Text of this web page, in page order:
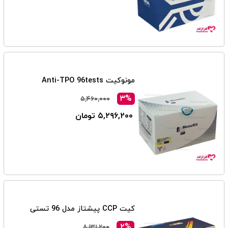
مونوکیت Anti-TPO 96tests
۳% ۵,۴۶۰,۰۰۰
۵,۲۹۶,۲۰۰ تومان
کیت CCP پیشتاز مدل 96 تستی